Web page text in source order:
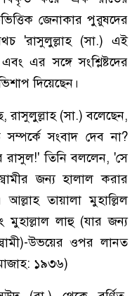
জেনাকার পুরুষদের
'রাসুলুল্লাহ (সা.) এই
এর সঙ্গে সংশ্লিষ্টদের
দিয়েছেন।
রাসুলুল্লাহ (সা.) বলেছেন,
সংবাদ দেব না?
রাসুল!' তিনি বললেন, 'সে
জন্য হালাল করার
আল্লাহ তায়ালা মুহাল্লিল
মুহাল্লাল লাহু (যার জন্য
উভয়ের ওপর লানত
১৯৩৬)